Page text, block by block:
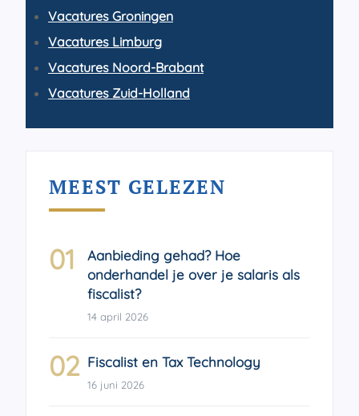
Vacatures Groningen
Vacatures Limburg
Vacatures Noord-Brabant
Vacatures Zuid-Holland
MEEST GELEZEN
01
Aanbieding gehad? Hoe
onderhandel je over je salaris als
fiscalist?
14 april 2026
02 Fiscalist en Tax Technology
16 juni 2026